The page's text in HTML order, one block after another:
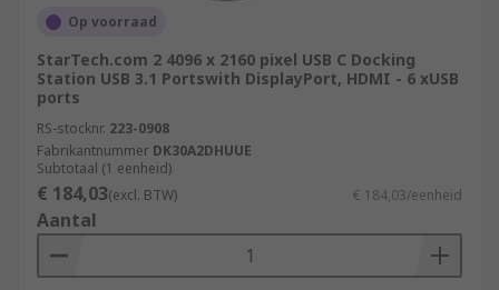
Op voorraad
StarTech.com 2 4096 x 2160 pixel USB C Docking
Station USB 3.1 Portswith DisplayPort, HDMI - 6 xUSB
ports
RS-stocknr. 223-0908
Fabrikantnummer DK30A2DHUUE
Subtotaal (1 eenheid)
€ 184,03(excl. BTW) € 184,03/eenheid
Aantal